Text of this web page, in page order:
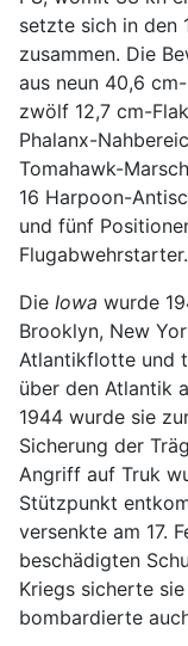
setzte sich in den
zusammen. Die
aus neun 40,6
zwölf 12,7 cm-
Phalanx-
Tomahawk-
16 Harpoon-
und fünf
Flugabwehrstarter.
Die Iowa wurde
Brooklyn, New
Atlantikflotte und
über den Atlantik
1944 wurde sie
Sicherung der
Angriff auf Truk
Stützpunkt
versenkte am 17.
beschädigten
Kriegs sicherte
bombardierte